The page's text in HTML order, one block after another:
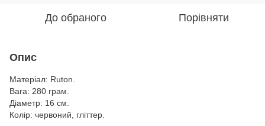
До обраного Порівняти
Опис
Матеріал: Ruton.
Вага: 280 грам.
Діаметр: 16 см.
Колір: червоний, гліттер.